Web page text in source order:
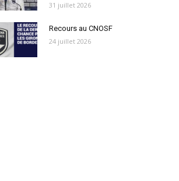
31 juillet 2026
Recours au CNOSF
24 juillet 2026